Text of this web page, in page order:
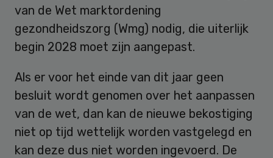
van de Wet marktordening
gezondheidszorg (Wmg) nodig, die uiterlijk
begin 2028 moet zijn aangepast.
Als er voor het einde van dit jaar geen
besluit wordt genomen over het aanpassen
van de wet, dan kan de nieuwe bekostiging
niet op tijd wettelijk worden vastgelegd en
kan deze dus niet worden ingevoerd. De